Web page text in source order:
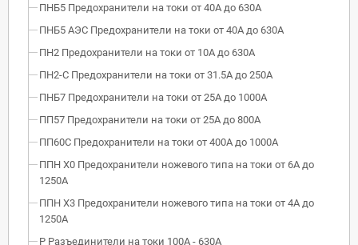
ПНБ5 Предохранители на токи от 40А до 630А
ПНБ5 АЭС Предохранители на токи от 40А до 630А
ПН2 Предохранители на токи от 10А до 630А
ПН2-С Предохранители на токи от 31.5А до 250А
ПНБ7 Предохранители на токи от 25А до 1000А
ПП57 Предохранители на токи от 25А до 800А
ПП60С Предохранители на токи от 400А до 1000А
ППН Х0 Предохранители ножевого типа на токи от 6А до
1250А
ППН Х3 Предохранители ножевого типа на токи от 4А до
1250А
Р Разъединители на токи 100А - 630А